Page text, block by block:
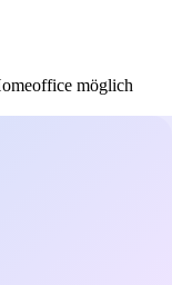
möglich